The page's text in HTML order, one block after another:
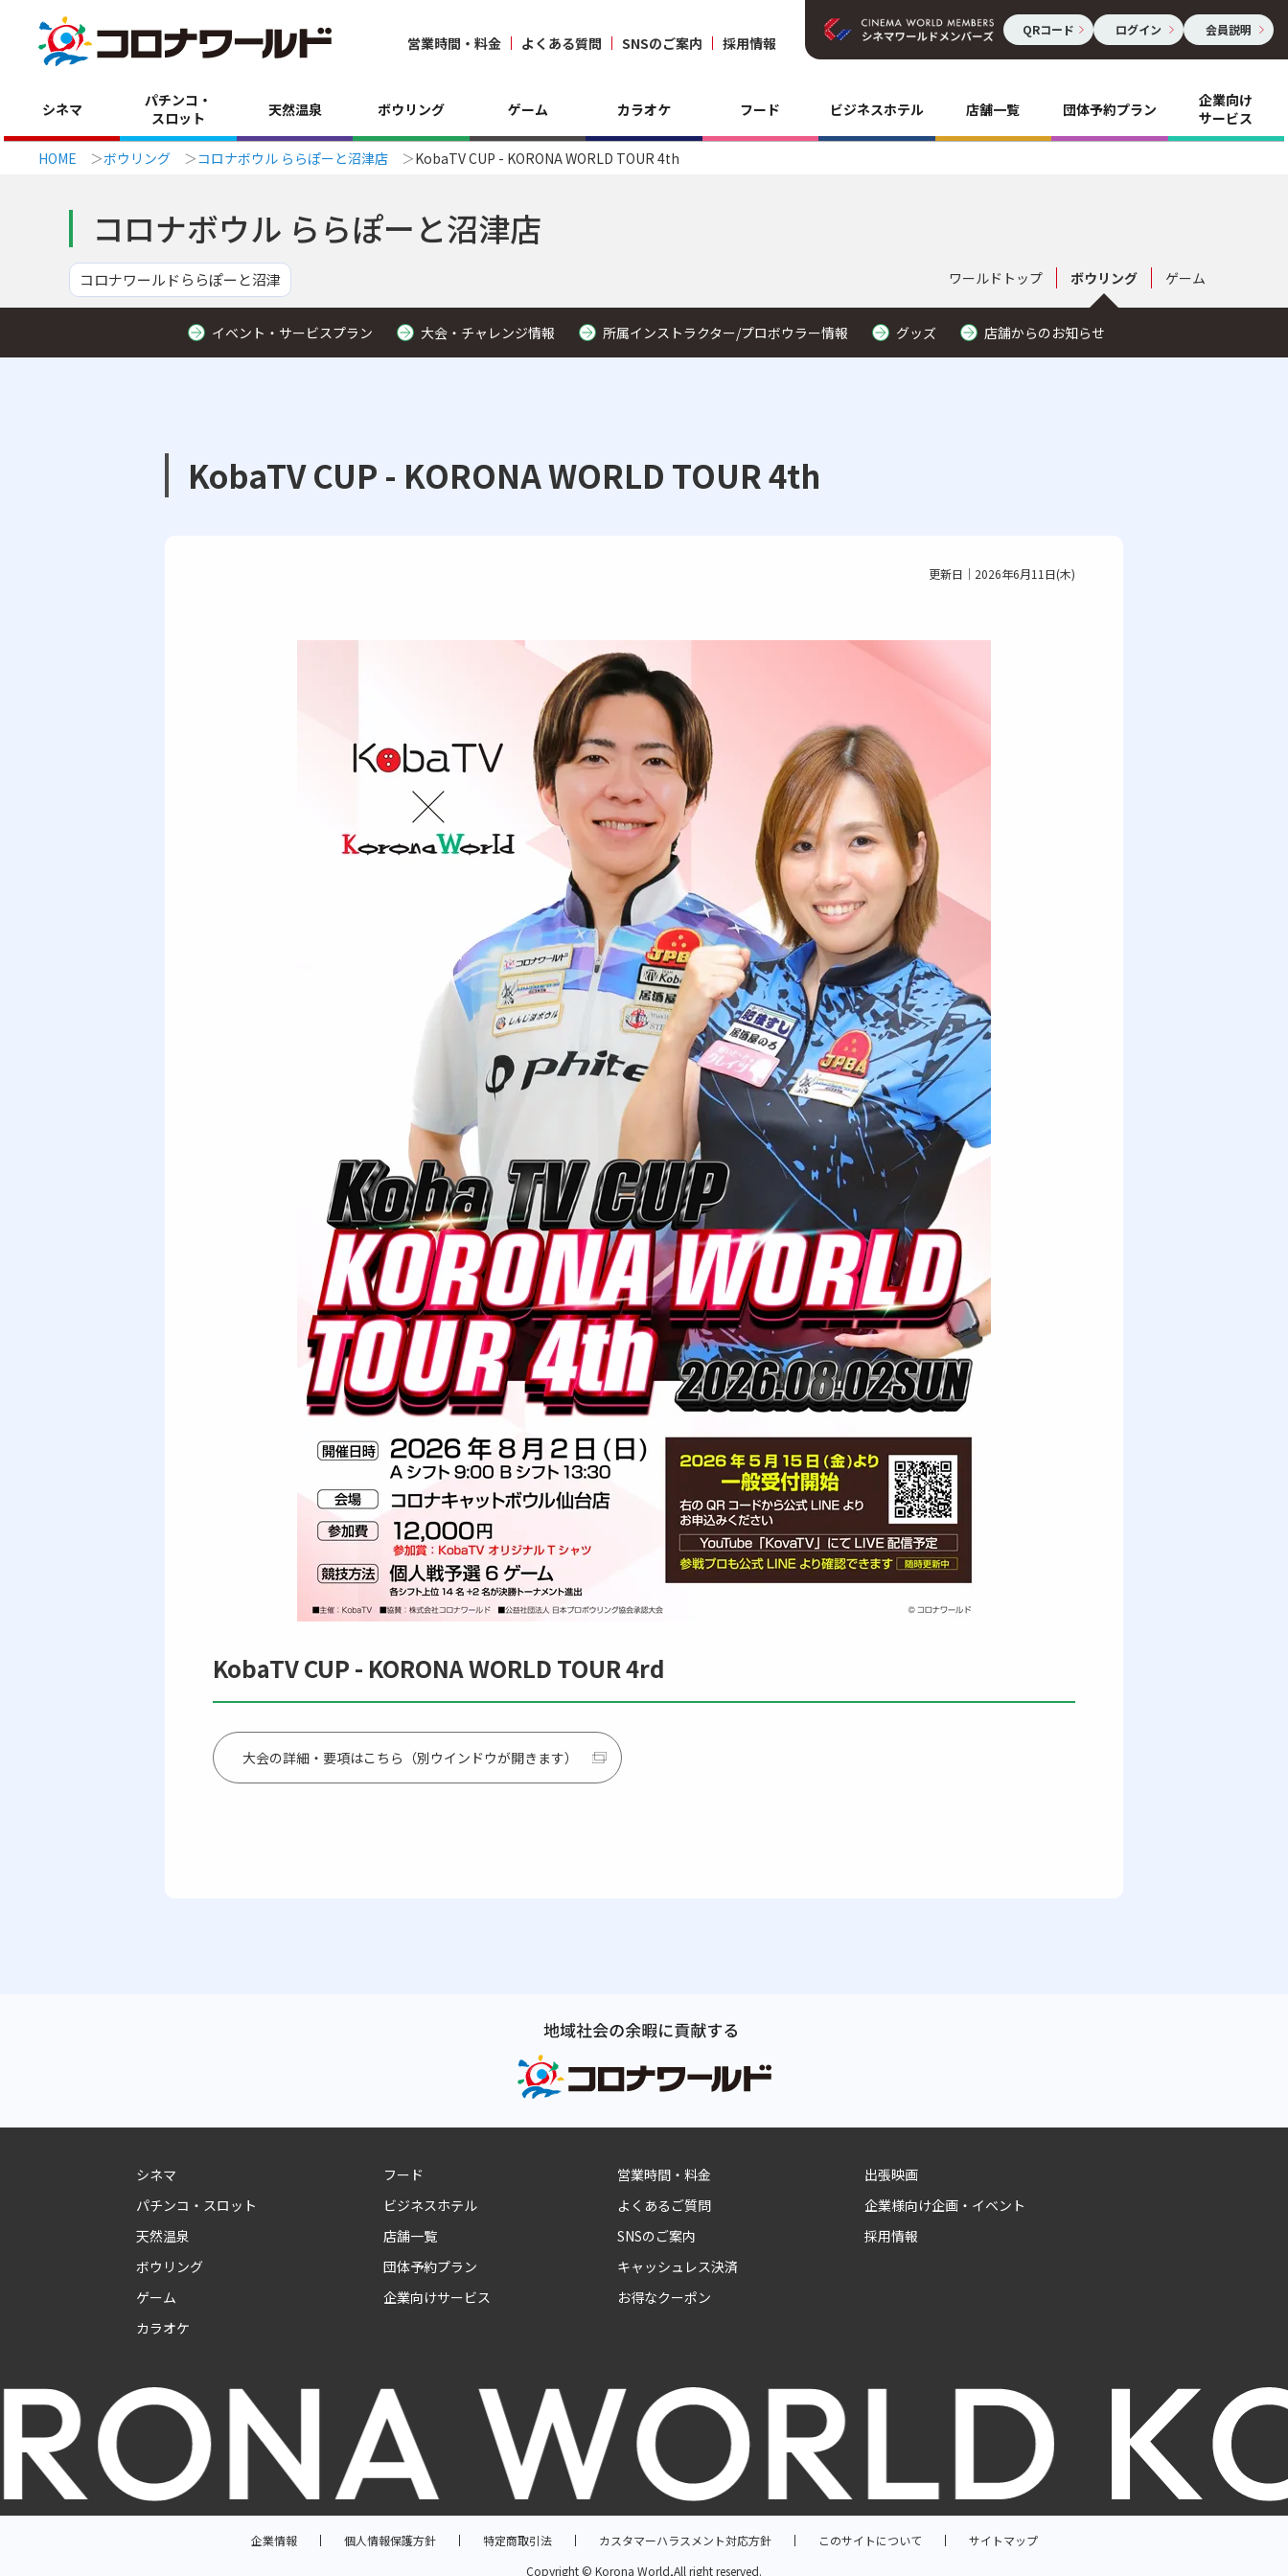
営業時間・料金 よくある質問 SNSのご案内 採用情報
QRコード ログイン 会員説明
シネマ
パチンコ・
スロット
天然温泉 ボウリング ゲーム カラオケ フード ビジネスホテル 店舗一覧 団体予約プラン
企業向け
サービス
HOME ボウリング コロナボウル ららぽーと沼津店 KobaTV CUP - KORONA WORLD TOUR 4th
コロナボウル ららぽーと沼津店
コロナワールドららぽーと沼津 ワールドトップ ボウリング ゲーム
イベント・サービスプラン 大会・チャレンジ情報 所属インストラクター/プロボウラー情報 グッズ 店舗からのお知らせ
KobaTV CUP - KORONA WORLD TOUR 4th
更新日｜2026年6月11日(木)
KobaTV CUP - KORONA WORLD TOUR 4rd
大会の詳細・要項はこちら（別ウインドウが開きます）
シネマ
パチンコ・スロット
天然温泉
ボウリング
ゲーム
カラオケ
フード
ビジネスホテル
店舗一覧
団体予約プラン
企業向けサービス
営業時間・料金
よくあるご質問
SNSのご案内
キャッシュレス決済
お得なクーポン
出張映画
企業様向け企画・イベント
採用情報
企業情報 個人情報保護方針 特定商取引法 カスタマーハラスメント対応方針 このサイトについて
サイトマップ
Copyright © Korona World,All right reserved.